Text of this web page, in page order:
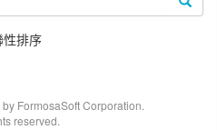
排序
FormosaSoft Corporation.
reserved.